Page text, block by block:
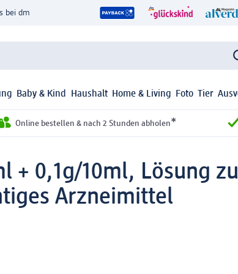
bei dm
Baby & Kind Haushalt Home & Living Foto Tier
Online bestellen & nach 2 Stunden abholen*
+ 0,1g/10ml, Lösung
Arzneimittel